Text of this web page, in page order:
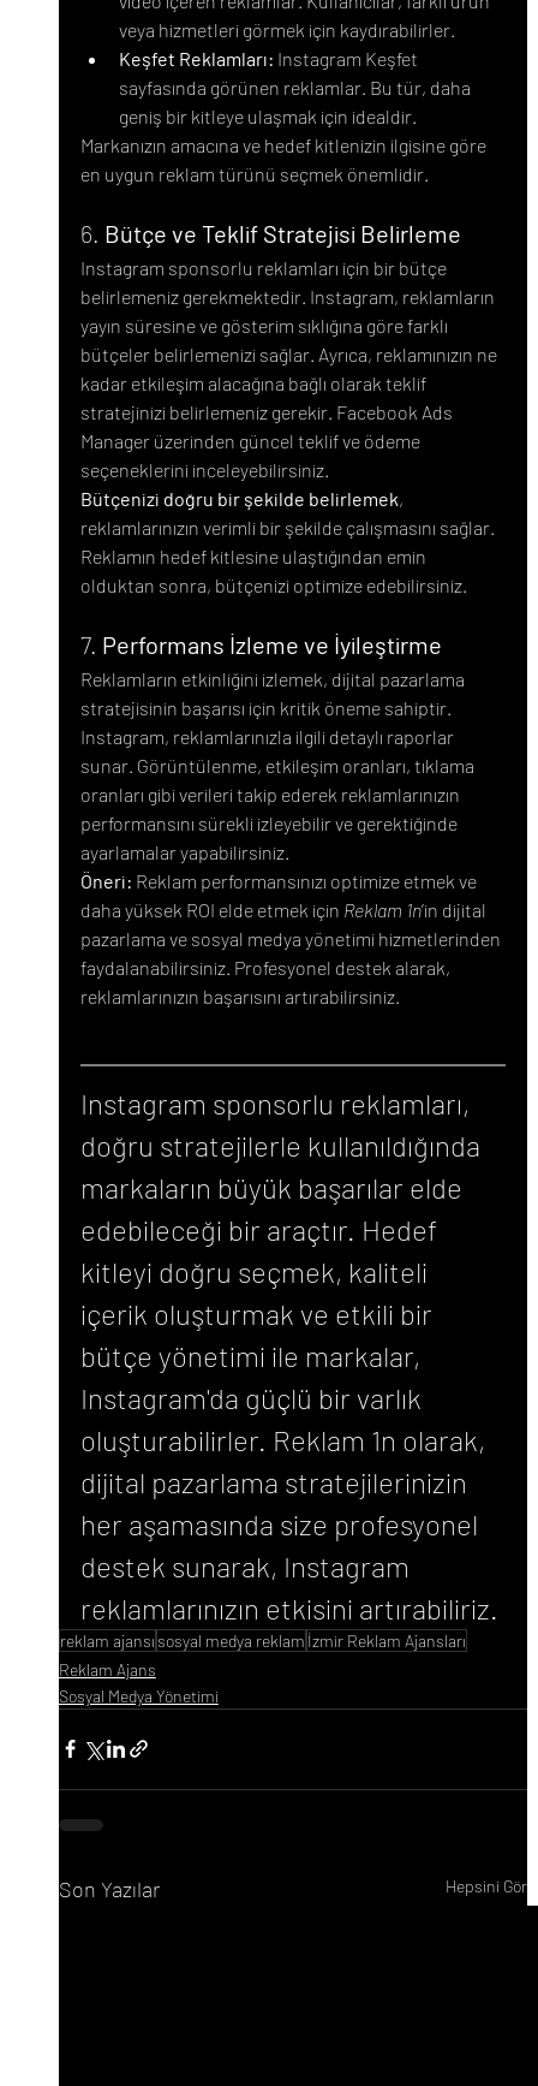
veya hizmetleri görmek için kaydırabilirler.
Keşfet Reklamları: Instagram Keşfet
sayfasında görünen reklamlar. Bu tür, daha
geniş bir kitleye ulaşmak için idealdir.
Markanızın amacına ve hedef kitlenizin ilgisine göre
en uygun reklam türünü seçmek önemlidir.
6. Bütçe ve Teklif Stratejisi Belirleme
Instagram sponsorlu reklamları için bir bütçe
belirlemeniz gerekmektedir. Instagram, reklamların
yayın süresine ve gösterim sıklığına göre farklı
bütçeler belirlemenizi sağlar. Ayrıca, reklamınızın ne
kadar etkileşim alacağına bağlı olarak teklif
stratejinizi belirlemeniz gerekir. Facebook Ads
Manager üzerinden güncel teklif ve ödeme
seçeneklerini inceleyebilirsiniz.
Bütçenizi doğru bir şekilde belirlemek,
reklamlarınızın verimli bir şekilde çalışmasını sağlar.
Reklamın hedef kitlesine ulaştığından emin
olduktan sonra, bütçenizi optimize edebilirsiniz.
7. Performans İzleme ve İyileştirme
Reklamların etkinliğini izlemek, dijital pazarlama
stratejisinin başarısı için kritik öneme sahiptir.
Instagram, reklamlarınızla ilgili detaylı raporlar
sunar. Görüntülenme, etkileşim oranları, tıklama
oranları gibi verileri takip ederek reklamlarınızın
performansını sürekli izleyebilir ve gerektiğinde
ayarlamalar yapabilirsiniz.
Öneri: Reklam performansınızı optimize etmek ve
daha yüksek ROI elde etmek için Reklam 1n’in dijital
pazarlama ve sosyal medya yönetimi hizmetlerinden
faydalanabilirsiniz. Profesyonel destek alarak,
reklamlarınızın başarısını artırabilirsiniz.
Instagram sponsorlu reklamları,
doğru stratejilerle kullanıldığında
markaların büyük başarılar elde
edebileceği bir araçtır. Hedef
kitleyi doğru seçmek, kaliteli
içerik oluşturmak ve etkili bir
bütçe yönetimi ile markalar,
Instagram'da güçlü bir varlık
oluşturabilirler. Reklam 1n olarak,
dijital pazarlama stratejilerinizin
her aşamasında size profesyonel
destek sunarak, Instagram
reklamlarınızın etkisini artırabiliriz.
reklam ajansı sosyal medya reklam İzmir Reklam Ajansları
Reklam Ajans
Sosyal Medya Yönetimi
Son Yazılar Hepsini Gör